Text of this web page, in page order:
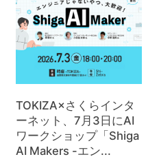
TOKIZA×さくらインタ
ーネット、7月3日にAI
ワークショップ「Shiga
AI Makers -エン...